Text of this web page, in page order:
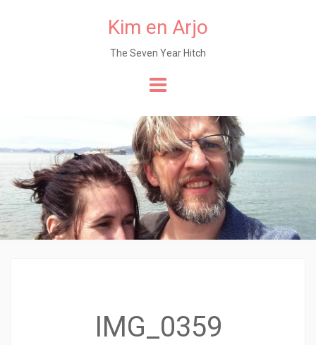
Kim en Arjo
The Seven Year Hitch
content
IMG_0359